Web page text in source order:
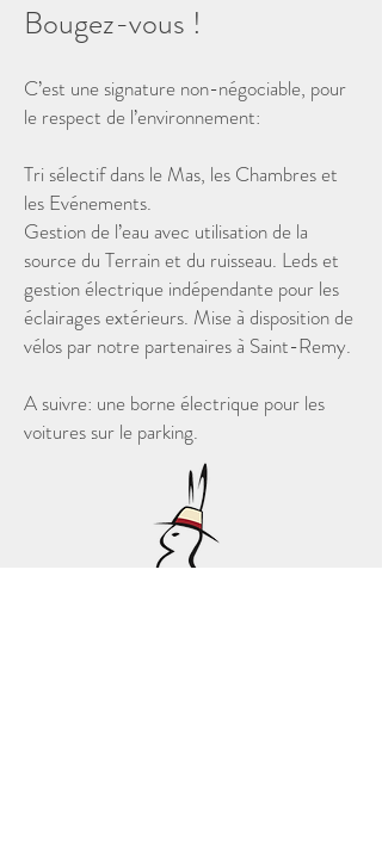
Bougez-vous !
C’est une signature non-négociable, pour
le respect de l’environnement:
Tri sélectif dans le Mas, les Chambres et
les Evénements.
Gestion de l’eau avec utilisation de la
source du Terrain et du ruisseau. Leds et
gestion électrique indépendante pour les
éclairages extérieurs. Mise à disposition de
vélos par notre partenaires à Saint-Remy.
A suivre: une borne électrique pour les
voitures sur le parking.